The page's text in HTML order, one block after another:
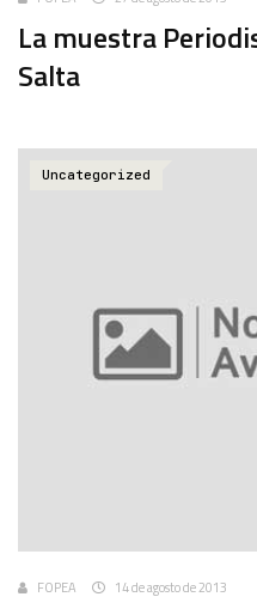
La muestra
Salta
Uncategorized
FOPEA 14 de agosto de 2013